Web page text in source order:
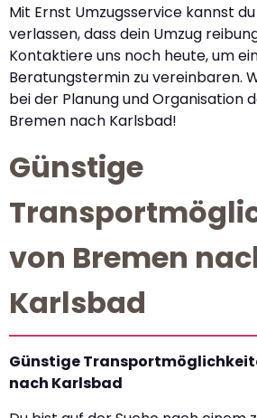
Mit Ernst Umzugsservice kannst
verlassen, dass dein Umzug
Kontaktiere uns noch heute, um
Beratungstermin zu vereinbaren.
bei der Planung und Organisation
Bremen nach Karlsbad!
Günstige
von Bremen
Karlsbad
Günstige
nach Karlsbad